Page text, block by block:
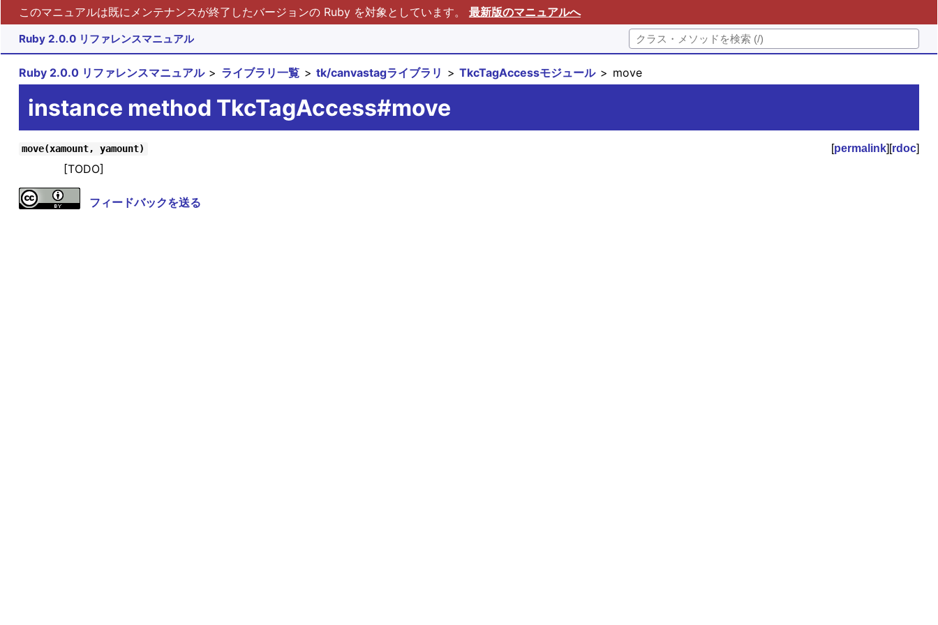
このマニュアルは既にメンテナンスが終了したバージョンの Ruby を対象としています。 最新版のマニュアルへ
Ruby 2.0.0 リファレンスマニュアル
Ruby 2.0.0 リファレンスマニュアル ライブラリ一覧 tk/canvastagライブラリ TkcTagAccessモジュール move
instance method TkcTagAccess#move
move(xamount, yamount) [permalink][rdoc]
[TODO]
フィードバックを送る